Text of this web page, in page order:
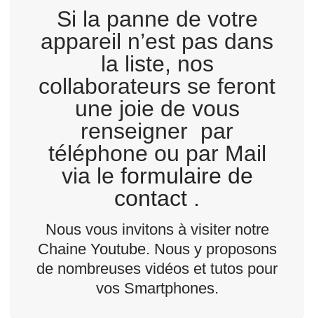
Si la panne de votre
appareil n’est pas dans
la liste, nos
collaborateurs se feront
une joie de vous
renseigner par
téléphone ou par Mail
via le formulaire de
contact .
Nous vous invitons à visiter notre
Chaine Youtube. Nous y proposons
de nombreuses vidéos et tutos pour
vos Smartphones.